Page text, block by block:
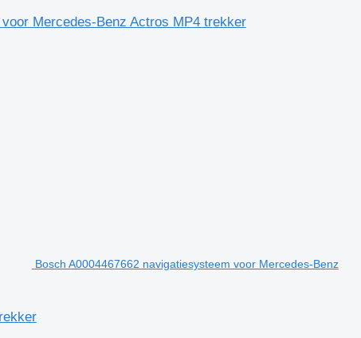
Mercedes-Benz Actros MP4 trekker
Bosch A0004467662 navigatiesysteem voor Mercedes-Benz